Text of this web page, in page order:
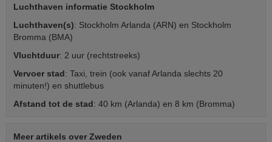
Luchthaven informatie Stockholm
Luchthaven(s): Stockholm Arlanda (ARN) en Stockholm
Bromma (BMA)
Vluchtduur: 2 uur (rechtstreeks)
Vervoer stad: Taxi, trein (ook vanaf Arlanda slechts 20
minuten!) en shuttlebus
Afstand tot de stad: 40 km (Arlanda) en 8 km (Bromma)
Meer artikels over Zweden